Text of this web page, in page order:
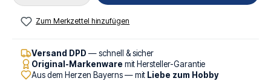
Zum Merkzettel hinzufügen
Versand DPD — schnell & sicher
Original-Markenware mit Hersteller-Garantie
Aus dem Herzen Bayerns — mit Liebe zum Hobby